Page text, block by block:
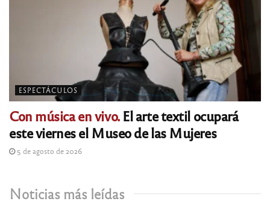
ESPECTÁCULOS
Con música en vivo.El arte textil ocupará
este viernes el Museo de las Mujeres
5 de agosto de 2026
Noticias más leídas